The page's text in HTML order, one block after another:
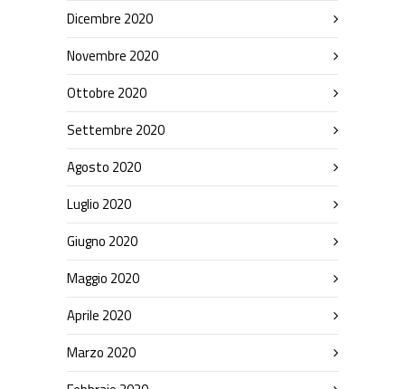
Dicembre 2020
Novembre 2020
Ottobre 2020
Settembre 2020
Agosto 2020
Luglio 2020
Giugno 2020
Maggio 2020
Aprile 2020
Marzo 2020